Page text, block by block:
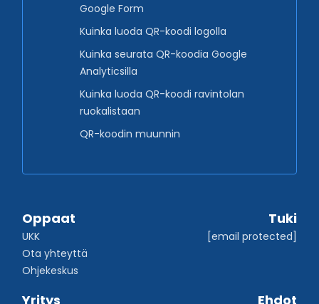
Google Form
Kuinka luoda QR-koodi logolla
Kuinka seurata QR-koodia Google
Analyticsilla
Kuinka luoda QR-koodi ravintolan
ruokalistaan
QR-koodin muunnin
Oppaat
UKK
Ota yhteyttä
Ohjekeskus
Tuki
[email protected]
Yritys Ehdot